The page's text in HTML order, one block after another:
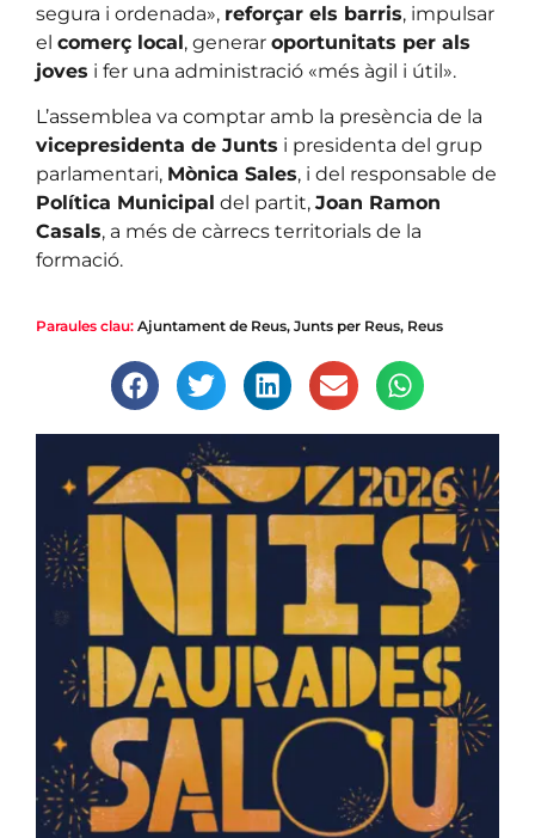
segura i ordenada», reforçar els barris, impulsar
el comerç local, generar oportunitats per als
joves i fer una administració «més àgil i útil».
L’assemblea va comptar amb la presència de la
vicepresidenta de Junts i presidenta del grup
parlamentari, Mònica Sales, i del responsable de
Política Municipal del partit, Joan Ramon
Casals, a més de càrrecs territorials de la
formació.
Paraules clau: Ajuntament de Reus, Junts per Reus, Reus